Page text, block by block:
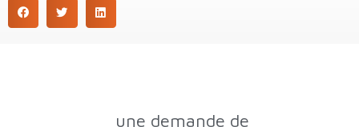
une demande de